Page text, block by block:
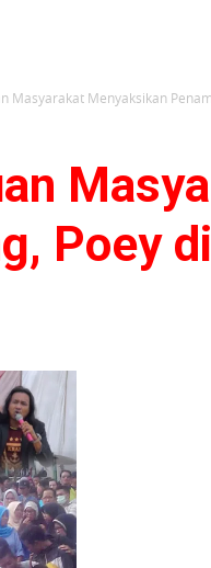
Masyarakat Menyaksikan
Poey